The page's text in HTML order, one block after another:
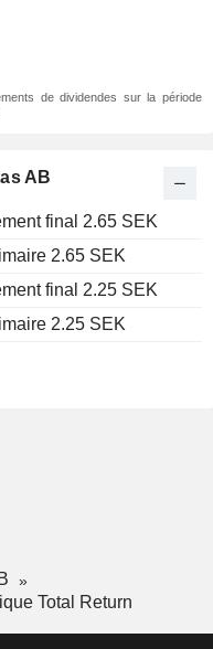
de dividendes sur la période
AB
final 2.65 SEK
2.65 SEK
final 2.25 SEK
2.25 SEK
Total Return